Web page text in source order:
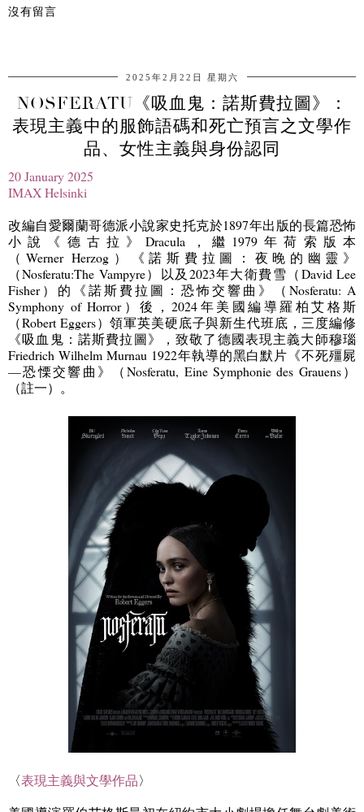
沒有留言
2025年2月22日 星期六
NOSFERATU《吸血鬼：諾斯費拉圖》：
表現主義中的服飾語碼和死亡預言之文學作
品、女性主義與身份認同
20 January 2025
IMAX Helsinki
改編自愛爾蘭哥德派小說家史托克於1897年出版的長篇恐怖
小說《德古拉》Dracula ，繼 1979 年荷索版本
（ WernerHerzog ）《諾斯費拉圖：夜晚的幽靈》
（Nosferatu:The Vampyre）以及 2023年大衛費雪（David Lee
Fisher）的《諾斯費拉圖：恐怖交響曲》（ Nosferatu: A
Symphony of Horror）後， 2024年美國編導羅柏艾格斯
（Robert Eggers）領軍英美硬底子與新生代班底，三度編修
《吸血鬼：諾斯費拉圖》，致敬了德國表現主義大師穆瑙
Friedrich Wilhelm Murnau 1922年執導的黑白默片《不死殭屍
—恐慄交響曲》（Nosferatu, Eine Symphonie des Grauens）
（註一） 。
〈表現主義與文學作品〉